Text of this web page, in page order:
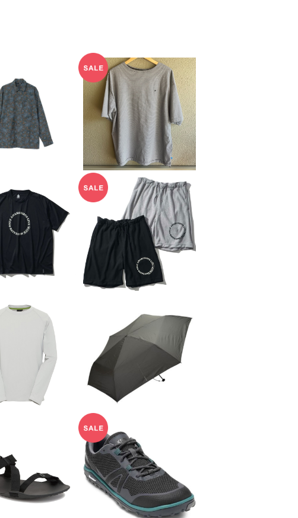
NORTH FACE】
ズシャツ（メン
ズ）
¥16,720
20%OFF
【PAPER SKY】CAVE
BASQUE T
¥7,040
Research
¥8,800
[Mountain Researc
h] Sports Shorts
¥14,080
20%OFF
】Sunpro
Tee - Relax
【evernew】Airy wide
U.L. umbrella
20%OFF
SHOES】Z -T
REK
¥7,392
20%OFF
【XERO SHOES】スク
ランブラー ロウ
¥18,480
20%OFF